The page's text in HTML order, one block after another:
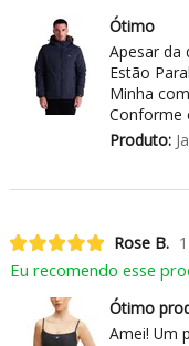
Ótimo
Apesar da
Estão
Minha
Conforme
Produto:
Rose B.
Eu recomendo esse
Ótimo
Amei! Um